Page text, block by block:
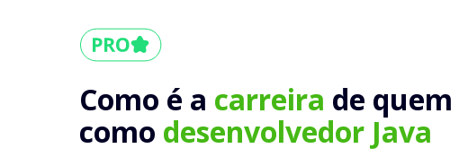
Como é a carreira de
como desenvolvedor Java